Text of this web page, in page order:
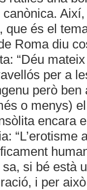
que és el
Roma diu
“Déu
per a
però
o menys)
encara
“L’erotisme
sa, si bé està
i per